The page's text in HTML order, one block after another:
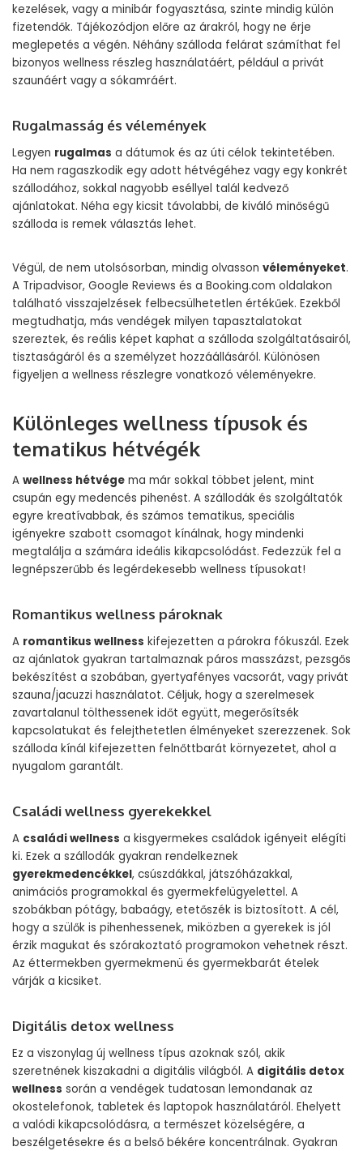
kezelések, vagy a minibár fogyasztása, szinte mindig külön
fizetendők. Tájékozódjon előre az árakról, hogy ne érje
meglepetés a végén. Néhány szálloda felárat számíthat fel
bizonyos wellness részleg használatáért, például a privát
szaunáért vagy a sókamráért.
Rugalmasság és vélemények
Legyen rugalmas a dátumok és az úti célok tekintetében.
Ha nem ragaszkodik egy adott hétvégéhez vagy egy konkrét
szállodához, sokkal nagyobb eséllyel talál kedvező
ajánlatokat. Néha egy kicsit távolabbi, de kiváló minőségű
szálloda is remek választás lehet.
Végül, de nem utolsósorban, mindig olvasson véleményeket.
A Tripadvisor, Google Reviews és a Booking.com oldalakon
található visszajelzések felbecsülhetetlen értékűek. Ezekből
megtudhatja, más vendégek milyen tapasztalatokat
szereztek, és reális képet kaphat a szálloda szolgáltatásairól,
tisztaságáról és a személyzet hozzáállásáról. Különösen
figyeljen a wellness részlegre vonatkozó véleményekre.
Különleges wellness típusok és
tematikus hétvégék
A wellness hétvége ma már sokkal többet jelent, mint
csupán egy medencés pihenést. A szállodák és szolgáltatók
egyre kreatívabbak, és számos tematikus, speciális
igényekre szabott csomagot kínálnak, hogy mindenki
megtalálja a számára ideális kikapcsolódást. Fedezzük fel a
legnépszerűbb és legérdekesebb wellness típusokat!
Romantikus wellness pároknak
A romantikus wellness kifejezetten a párokra fókuszál. Ezek
az ajánlatok gyakran tartalmaznak páros masszázst, pezsgős
bekészítést a szobában, gyertyafényes vacsorát, vagy privát
szauna/jacuzzi használatot. Céljuk, hogy a szerelmesek
zavartalanul tölthessenek időt együtt, megerősítsék
kapcsolatukat és felejthetetlen élményeket szerezzenek. Sok
szálloda kínál kifejezetten felnőttbarát környezetet, ahol a
nyugalom garantált.
Családi wellness gyerekekkel
A családi wellness a kisgyermekes családok igényeit elégíti
ki. Ezek a szállodák gyakran rendelkeznek
gyerekmedencékkel, csúszdákkal, játszóházakkal,
animációs programokkal és gyermekfelügyelettel. A
szobákban pótágy, babaágy, etetőszék is biztosított. A cél,
hogy a szülők is pihenhessenek, miközben a gyerekek is jól
érzik magukat és szórakoztató programokon vehetnek részt.
Az éttermekben gyermekmenü és gyermekbarát ételek
várják a kicsiket.
Digitális detox wellness
Ez a viszonylag új wellness típus azoknak szól, akik
szeretnének kiszakadni a digitális világból. A digitális detox
wellness során a vendégek tudatosan lemondanak az
okostelefonok, tabletek és laptopok használatáról. Ehelyett
a valódi kikapcsolódásra, a természet közelségére, a
beszélgetésekre és a belső békére koncentrálnak. Gyakran